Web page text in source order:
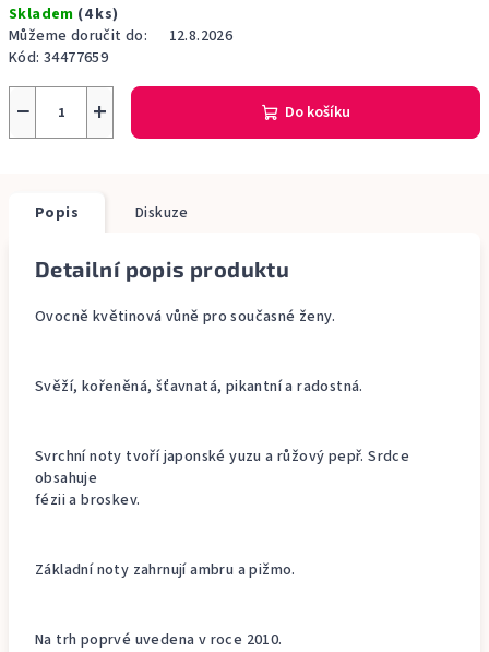
cena:
Skladem (4 ks)
Můžeme doručit do:
12.8.2026
Kód: 34477659
+
− Do košíku
Popis Diskuze
Detailní popis produktu
Ovocně květinová vůně pro současné ženy.
Svěží, kořeněná, šťavnatá, pikantní a radostná.
Svrchní noty tvoří japonské yuzu a růžový pepř. Srdce
obsahuje
fézii a broskev.
Základní noty zahrnují ambru a pižmo.
Na trh poprvé uvedena v roce 2010.